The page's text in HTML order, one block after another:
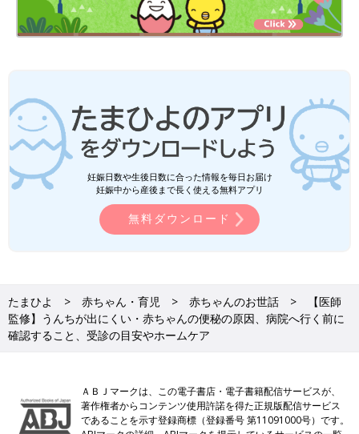
妊娠日数や生後日数に合った情報を毎日お届け
妊娠中から産後まで長く使える無料アプリ
無料ダウンロード
たまひよ 赤ちゃん・育児 赤ちゃんのお世話
【医師
監修】うんちが出にくい・赤ちゃんの便秘の原因、病院へ行く前に
確認すること、受診の目安やホームケア
ＡＢＪマークは、この電子書店・電子書籍配信サービスが、
著作権者からコンテンツ使用許諾を得た正規版配信サービス
であることを示す登録商標（登録番号 第11091000号）です。